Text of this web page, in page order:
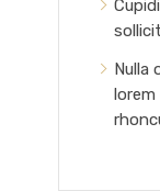
Nulla
lorem